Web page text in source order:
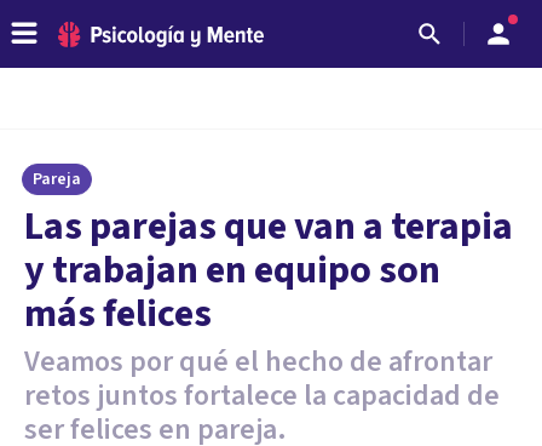
Pareja
Las parejas que van a terapia
y trabajan en equipo son
más felices
Veamos por qué el hecho de afrontar
retos juntos fortalece la capacidad de
ser felices en pareja.